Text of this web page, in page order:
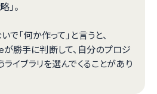
」。
で「何か作って」と言うと、
勝手に判断して、自分のプロジ
ライブラリを選んでくることがあり